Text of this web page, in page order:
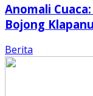
Anomali
Bojong
Berita